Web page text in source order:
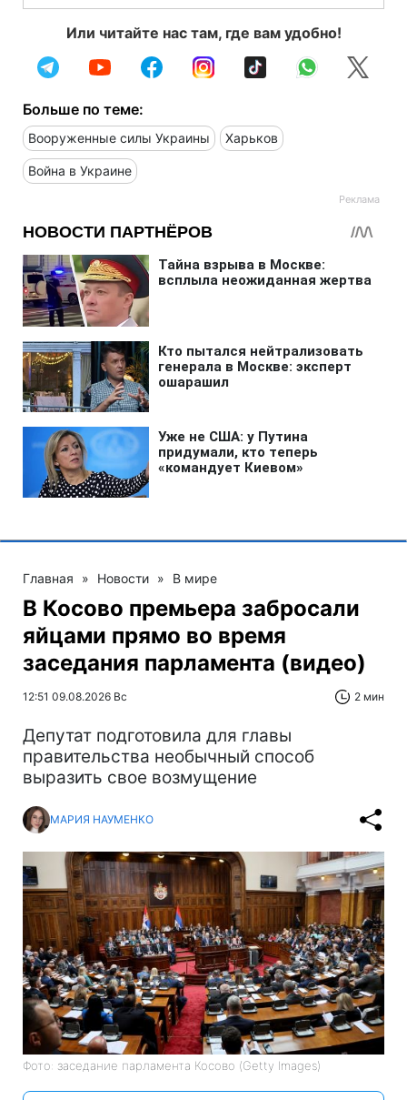
Или читайте нас там, где вам удобно!
Больше по теме:
Вооруженные силы Украины Харьков
Война в Украине
Главная » Новости » В мире
В Косово премьера забросали
яйцами прямо во время
заседания парламента (видео)
12:51 09.08.2026 Вс 2 мин
Депутат подготовила для главы
правительства необычный способ
выразить свое возмущение
МАРИЯ НАУМЕНКО
Фото: заседание парламента Косово (Getty Images)